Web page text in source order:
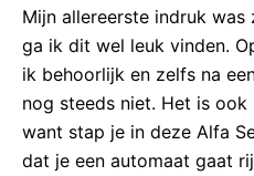
Mijn allereerste indruk was
ga ik dit wel leuk vinden.
ik behoorlijk en zelfs na
nog steeds niet. Het is
want stap je in deze Alfa
dat je een automaat gaat